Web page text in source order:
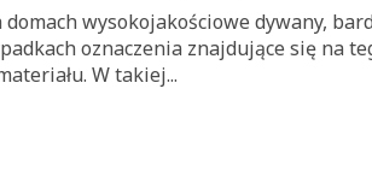
wysokojakościowe dywany,
oznaczenia znajdujące się na
W takiej...